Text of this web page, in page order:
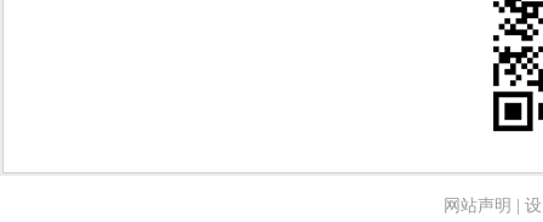
网站声明